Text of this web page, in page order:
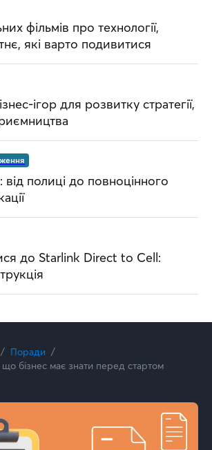
фільмів про технології,
які варто подивитися
ігор для розвитку стратегії,
від полиці до повноцінного
до Starlink Direct to Cell:
Поради
бізнес має знати перед стартом